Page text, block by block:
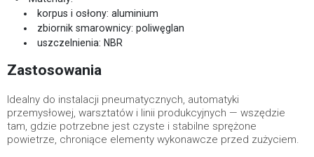
korpus i osłony: aluminium
zbiornik smarownicy: poliwęglan
uszczelnienia: NBR
Zastosowania
Idealny do instalacji pneumatycznych, automatyki
przemysłowej, warsztatów i linii produkcyjnych — wszędzie
tam, gdzie potrzebne jest czyste i stabilne sprężone
powietrze, chroniące elementy wykonawcze przed zużyciem.